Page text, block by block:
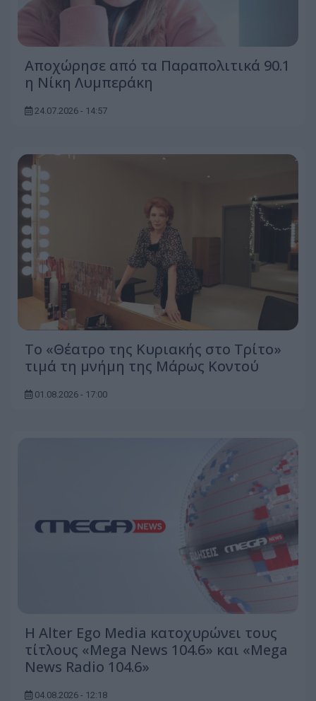
Αποχώρησε από τα Παραπολιτικά 90.1
η Νίκη Λυμπεράκη
24.07.2026 - 14:57
Το «Θέατρο της Κυριακής στο Τρίτο»
τιμά τη μνήμη της Μάρως Κοντού
01.08.2026 - 17:00
Η Alter Ego Media κατοχυρώνει τους
τίτλους «Mega News 104.6» και «Mega
News Radio 104.6»
04.08.2026 - 12:18